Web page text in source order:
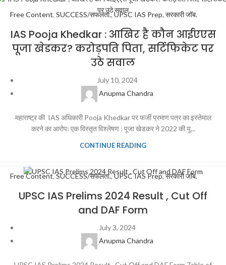
Free Content, SUCCESS/सफलता.,UPSC IAS Prep, सरकारी जॉब.
IAS Pooja Khedkar : आखिर है कौन आईएएस
पूजा खेडकर? करोड़पति पिता, सर्टिफिकेट पर
उठे सवाल
July 10, 2024
Anupma Chandra
महाराष्ट्र की IAS अधिकारी Pooja Khedkar पर फर्जी प्रमाण पत्र का इस्तेमाल
करने का आरोप: एक विस्तृत विश्लेषण : पूजा खेडकर ने 2022 की यू...
CONTINUE READING
Free Content,SUCCESS/सफलता.,UPSC IAS Prep,सरकारी जॉब.
UPSC IAS Prelims 2024 Result , Cut Off
and DAF Form
July 3, 2024
Anupma Chandra